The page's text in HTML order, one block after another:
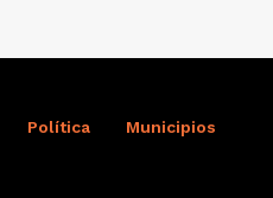
Política Municipios